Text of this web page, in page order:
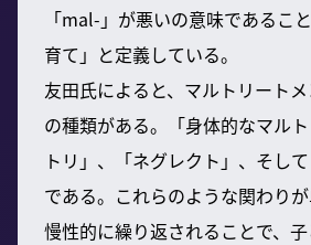
「mal-」が悪いの意味であるこ
育て」と定義している。
友田氏によると、マルトリート
の種類がある。「身体的なマル
トリ」、「ネグレクト」、そし
である。これらのような関わりが
慢性的に繰り返されることで、